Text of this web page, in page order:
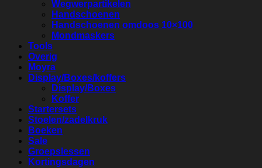
Wegwerpartikelen
Handschoenen
Handschoenen omdoos 10×100
Mondmaskers
Tools
Overig
Moyra
Display/Boxes/koffers
Display/Boxes
Koffer
Startersets
Stoelen/zadelkruk
Boeken
Sale
Groepslessen
Kortingsdagen